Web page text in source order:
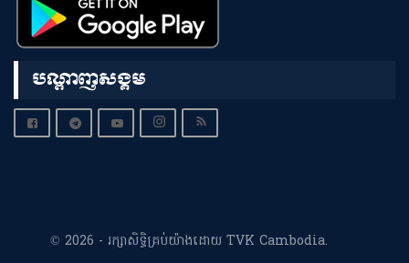
បណ្តាញសង្គម
© 2026 - រក្សាសិទ្ធិគ្រប់យ៉ាងដោយ TVK Cambodia.